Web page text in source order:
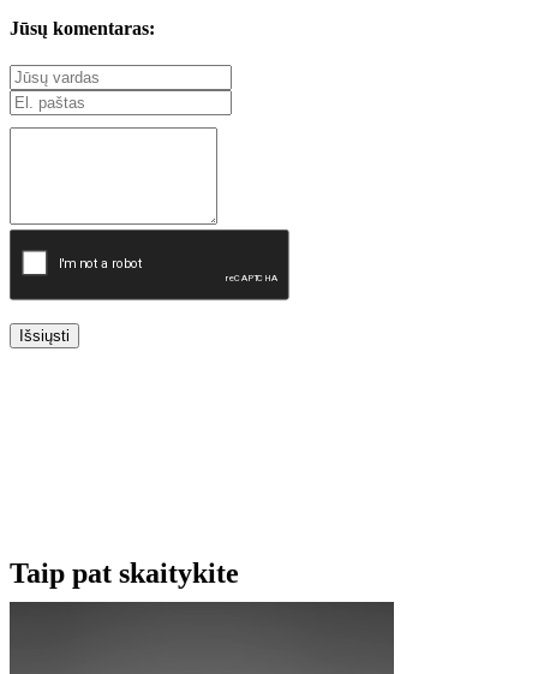
Jūsų komentaras:
Išsiųsti
Taip pat skaitykite